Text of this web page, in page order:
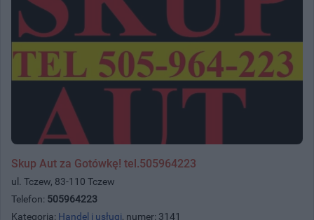
Skup Aut za Gotówkę! tel.505964223
ul. Tczew, 83-110 Tczew
Telefon: 505964223
Kategoria: Handel i usługi, numer: 3141